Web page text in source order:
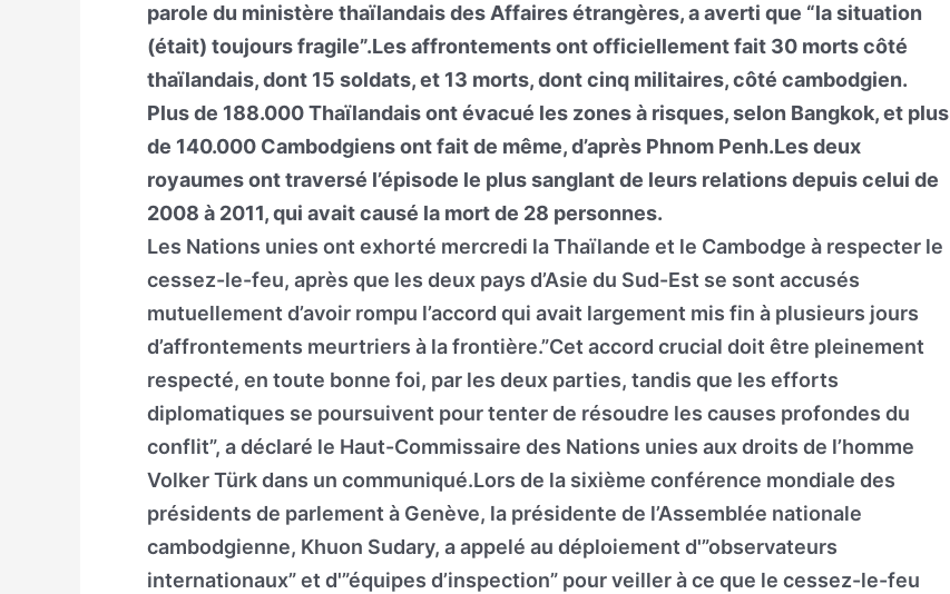
parole du ministère thaïlandais des Affaires étrangères, a averti que “la situation
(était) toujours fragile”.Les affrontements ont officiellement fait 30 morts côté
thaïlandais, dont 15 soldats, et 13 morts, dont cinq militaires, côté cambodgien.
Plus de 188.000 Thaïlandais ont évacué les zones à risques, selon Bangkok, et plus
de 140.000 Cambodgiens ont fait de même, d’après Phnom Penh.Les deux
royaumes ont traversé l’épisode le plus sanglant de leurs relations depuis celui de
2008 à 2011, qui avait causé la mort de 28 personnes.
Les Nations unies ont exhorté mercredi la Thaïlande et le Cambodge à respecter le
cessez-le-feu, après que les deux pays d’Asie du Sud-Est se sont accusés
mutuellement d’avoir rompu l’accord qui avait largement mis fin à plusieurs jours
d’affrontements meurtriers à la frontière.”Cet accord crucial doit être pleinement
respecté, en toute bonne foi, par les deux parties, tandis que les efforts
diplomatiques se poursuivent pour tenter de résoudre les causes profondes du
conflit”, a déclaré le Haut-Commissaire des Nations unies aux droits de l’homme
Volker Türk dans un communiqué.Lors de la sixième conférence mondiale des
présidents de parlement à Genève, la présidente de l’Assemblée nationale
cambodgienne, Khuon Sudary, a appelé au déploiement d'”observateurs
internationaux” et d'”équipes d’inspection” pour veiller à ce que le cessez-le-feu